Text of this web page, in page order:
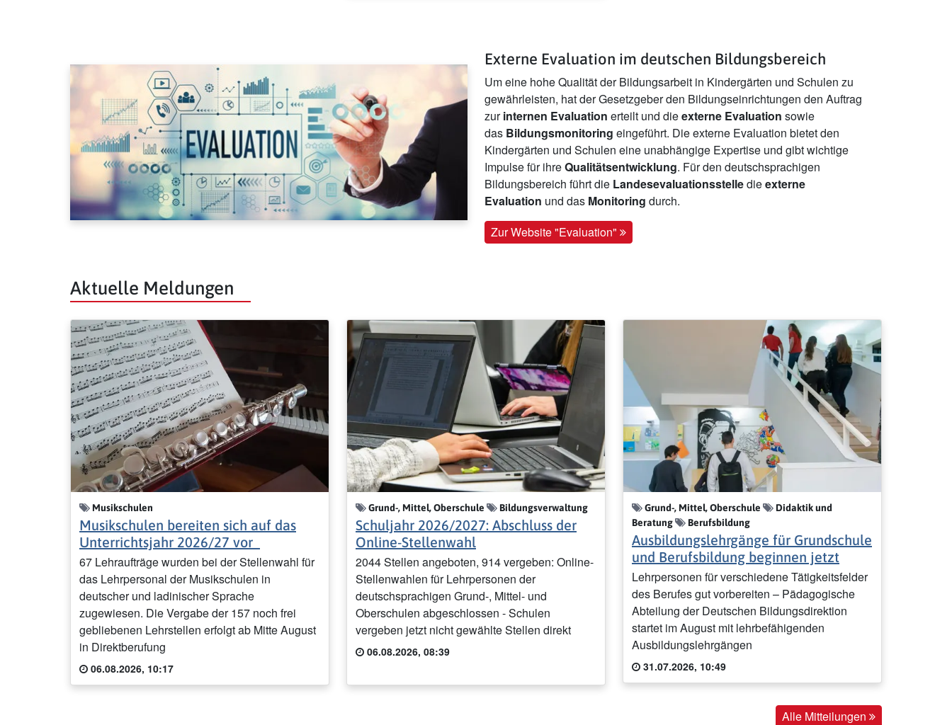
Externe Evaluation im deutschen Bildungsbereich
Um eine hohe Qualität der Bildungsarbeit in Kindergärten und Schulen zu
gewährleisten, hat der Gesetzgeber den Bildungseinrichtungen den Auftrag
zurinternen Evaluation erteilt und dieexterne Evaluation sowie
das Bildungsmonitoring eingeführt. Die externe Evaluation bietet den
Kindergärten und Schulen eine unabhängige Expertise und gibt wichtige
Impulse für ihreQualitätsentwicklung. Für den deutschsprachigen
Bildungsbereich führt die Landesevaluationsstelledieexterne
Evaluation und das Monitoring durch.
Zur Website "Evaluation"
Aktuelle Meldungen
Musikschulen
Musikschulen bereiten sich auf das
Unterrichtsjahr 2026/27 vor
67 Lehraufträge wurden bei der Stellenwahl für
das Lehrpersonal der Musikschulen in
deutscher und ladinischer Sprache
zugewiesen. Die Vergabe der 157 noch frei
gebliebenen Lehrstellen erfolgt ab Mitte August
in Direktberufung
06.08.2026, 10:17
Grund-, Mittel, Oberschule Bildungsverwaltung
Schuljahr 2026/2027: Abschluss der
Online-Stellenwahl
2044 Stellen angeboten, 914 vergeben: Online-
Stellenwahlen für Lehrpersonen der
deutschsprachigen Grund-, Mittel- und
Oberschulen abgeschlossen - Schulen
vergeben jetzt nicht gewählte Stellen direkt
06.08.2026, 08:39
Grund-, Mittel, Oberschule
Didaktik und
Beratung
Berufsbildung
Ausbildungslehrgänge für Grundschule
und Berufsbildung beginnen jetzt
Lehrpersonen für verschiedene Tätigkeitsfelder
des Berufes gut vorbereiten – Pädagogische
Abteilung der Deutschen Bildungsdirektion
startet im August mit lehrbefähigenden
Ausbildungslehrgängen
31.07.2026, 10:49
Alle Mitteilungen